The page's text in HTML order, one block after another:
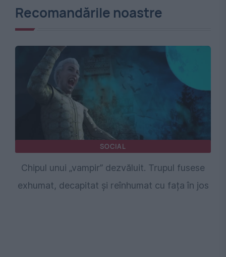
Recomandările noastre
SOCIAL
Chipul unui „vampir” dezvăluit. Trupul fusese
exhumat, decapitat și reînhumat cu fața în jos